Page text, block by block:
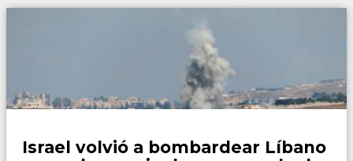
Israel volvió a bombardear Líbano